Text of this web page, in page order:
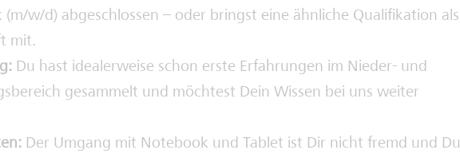
(m/w/d) abgeschlossen – oder bringst eine ähnliche Qualifikation als
mit.
Du hast idealerweise schon erste Erfahrungen im Nieder- und
gesammelt und möchtest Dein Wissen bei uns weiter
Der Umgang mit Notebook und Tablet ist Dir nicht fremd und Du